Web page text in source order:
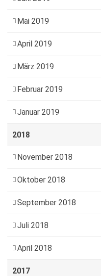
Mai 2019
April 2019
März 2019
Februar 2019
Januar 2019
2018
November 2018
Oktober 2018
September 2018
Juli 2018
April 2018
2017